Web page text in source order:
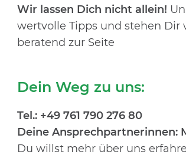
Wir lassen Dich nicht allein!
wertvolle Tipps und stehen Dir
beratend zur Seite
Dein Weg zu uns:
Tel.: +49 761 790 276 80
Deine Ansprechpartnerinnen:
Du willst mehr über uns